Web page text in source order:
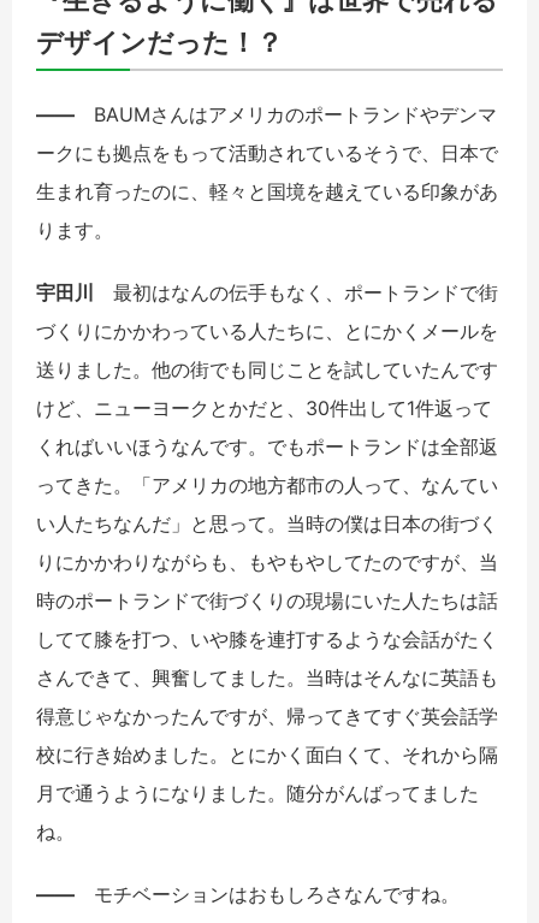
デザインだった！？
―― BAUMさんはアメリカのポートランドやデンマ
ークにも拠点をもって活動されているそうで、日本で
生まれ育ったのに、軽々と国境を越えている印象があ
ります。
宇田川 最初はなんの伝手もなく、ポートランドで街
づくりにかかわっている人たちに、とにかくメールを
送りました。他の街でも同じことを試していたんです
けど、ニューヨークとかだと、30件出して1件返って
くればいいほうなんです。でもポートランドは全部返
ってきた。「アメリカの地方都市の人って、なんてい
い人たちなんだ」と思って。当時の僕は日本の街づく
りにかかわりながらも、もやもやしてたのですが、当
時のポートランドで街づくりの現場にいた人たちは話
してて膝を打つ、いや膝を連打するような会話がたく
さんできて、興奮してました。当時はそんなに英語も
得意じゃなかったんですが、帰ってきてすぐ英会話学
校に行き始めました。とにかく面白くて、それから隔
月で通うようになりました。随分がんばってました
ね。
―― モチベーションはおもしろさなんですね。